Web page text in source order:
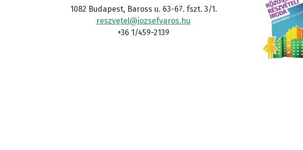
1082 Budapest, Baross u. 63-67. fszt. 3/1.
reszvetel@jozsefvaros.hu
+36 1/459-2139